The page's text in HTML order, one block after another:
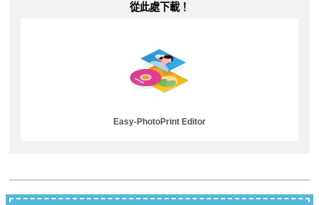
從此處下載！
Easy-PhotoPrint Editor